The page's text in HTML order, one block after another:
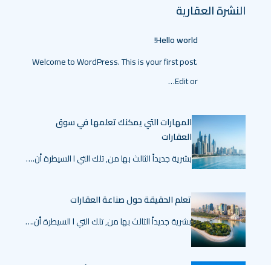
النشرة العقارية
Hello world!
Welcome to WordPress. This is your first post.
Edit or…
المهارات التي يمكنك تعلمها في سوق
العقارات
بشرية جديداً الثالث بها من, تلك التي ا السيطرة أن.…
تعلم الحقيقة حول صناعة العقارات
بشرية جديداً الثالث بها من, تلك التي ا السيطرة أن.…